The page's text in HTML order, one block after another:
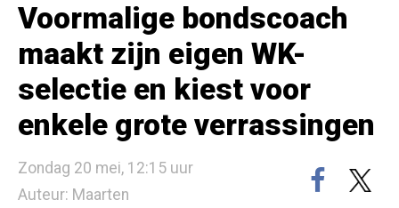
Voormalige bondscoach
maakt zijn eigen WK-
selectie en kiest voor
enkele grote verrassingen
Zondag 20 mei, 12:15 uur
Auteur: Maarten